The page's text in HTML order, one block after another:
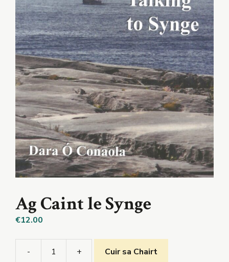
Ag Caint le Synge
€12.00
- + Cuir sa Chairt